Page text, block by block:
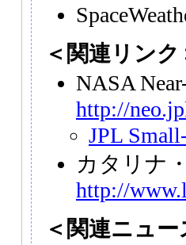
＜関連リンク
NASA
http://
JPL
カタリナ
http://
＜関連ニュー